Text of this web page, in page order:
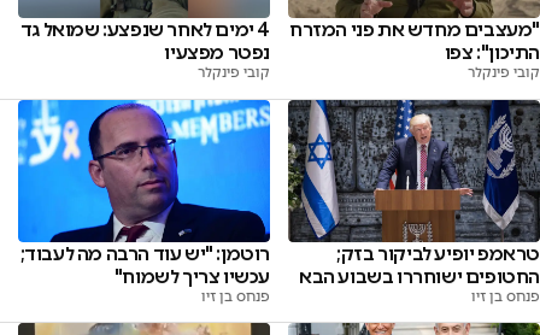
"מעצבים מחדש את פני המזרח
התיכון": צפו
קובי פינקלר
4 ימים לאחר שנפצע: שמואל גד
נפטר מפצעיו
קובי פינקלר
טראמפ יופיע לביקור בזק;
החטופים ישוחררו בשבוע הבא
פנחס בן זיו
רוטמן: "‏יש עוד הרבה מה לעבוד;
עכשיו צריך לשמוח"
פנחס בן זיו